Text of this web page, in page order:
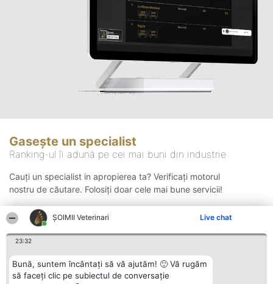
ȘOIMII Veterinari Live chat
23:32
Bună, suntem încântați să vă ajutăm! 🙂 Vă rugăm
să faceți clic pe subiectul de conversație
Gasește un specialist
Ranking-ul îi adună pe cei mai buni din industrie
Cauți un specialist in apropierea ta? Verificați motorul
nostru de căutare. Folosiți doar cele mai bune servicii!